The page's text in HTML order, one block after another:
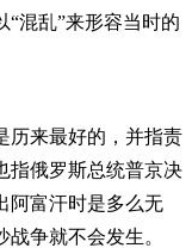
混乱”来形容当时的
历来最好的，并指责
指俄罗斯总统普京决
阿富汗时是多么无
争就不会发生。